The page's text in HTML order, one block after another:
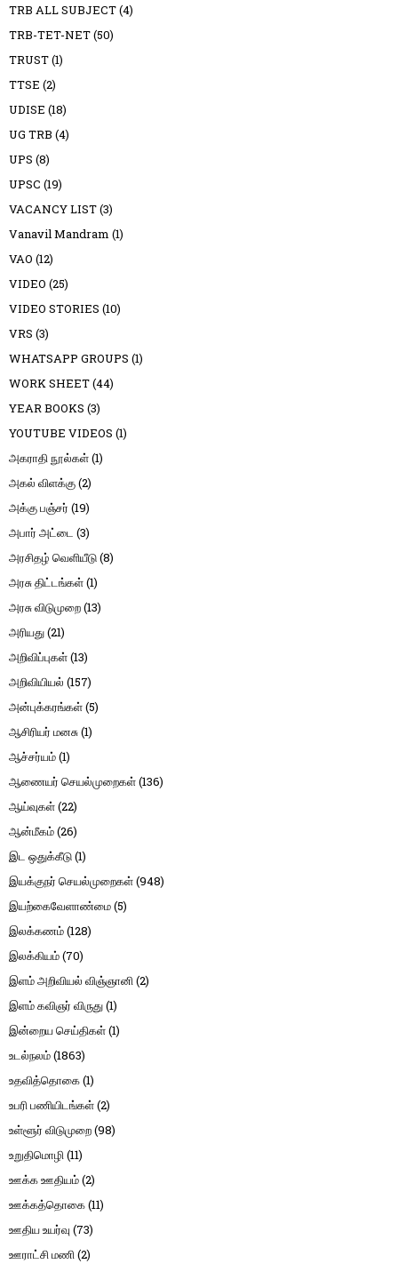
TRB ALL SUBJECT(4)
TRB-TET-NET(50)
TRUST(1)
TTSE (2)
UDISE (18)
UG TRB (4)
UPS (8)
UPSC (19)
VACANCY LIST(3)
Vanavil Mandram (1)
VAO (12)
VIDEO (25)
VIDEO STORIES (10)
VRS (3)
WHATSAPP GROUPS (1)
WORK SHEET(44)
YEAR BOOKS (3)
YOUTUBE VIDEOS (1)
அகராதி நூல்கள்(1)
அகல் விளக்கு(2)
அக்கு பஞ்சர் (19)
அபார் அட்டை (3)
அரசிதழ் வெளியீடு(8)
அரசு திட்டங்கள்(1)
அரசு விடுமுறை(13)
அரியது(21)
அறிவிப்புகள்(13)
அறிவியியல் (157)
அன்புக்கரங்கள்(5)
ஆசிரியர் மனசு(1)
ஆச்சர்யம்(1)
ஆணையர் செயல்முறைகள்(136)
ஆய்வுகள்(22)
ஆன்மீகம்(26)
இட ஒதுக்கீடு(1)
இயக்குநர் செயல்முறைகள்(948)
இயற்கைவேளாண்மை(5)
இலக்கணம்(128)
இலக்கியம்(70)
இளம் அறிவியல் விஞ்ஞானி(2)
இளம் கவிஞர் விருது(1)
இன்றைய செய்திகள்(1)
உடல்நலம்(1863)
உதவித்தொகை(1)
உபரி பணியிடங்கள்(2)
உள்ளூர் விடுமுறை(98)
உறுதிமொழி(11)
ஊக்க ஊதியம்(2)
ஊக்கத்தொகை(11)
ஊதிய உயர்வு (73)
ஊராட்சி மணி(2)